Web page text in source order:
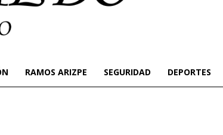
RAMOS ARIZPE SEGURIDAD DEPORTES